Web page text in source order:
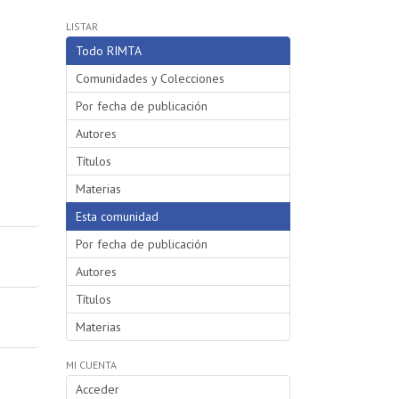
LISTAR
Todo RIMTA
Comunidades y Colecciones
Por fecha de publicación
Autores
Títulos
Materias
Esta comunidad
Por fecha de publicación
Autores
Títulos
Materias
MI CUENTA
Acceder